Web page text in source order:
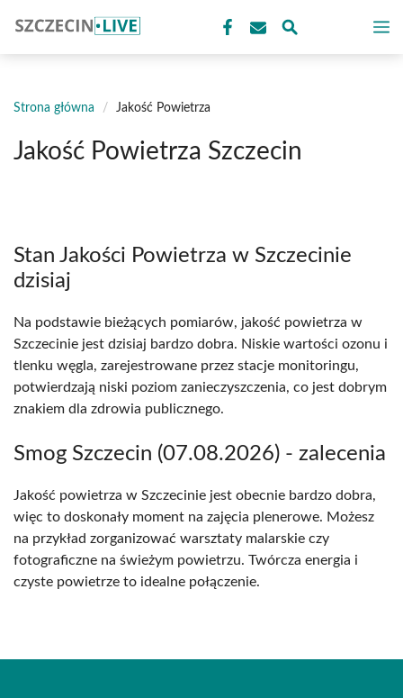
treści
Strona główna / Jakość Powietrza
Jakość Powietrza Szczecin
Stan Jakości Powietrza w Szczecinie
dzisiaj
Na podstawie bieżących pomiarów, jakość powietrza w
Szczecinie jest dzisiaj bardzo dobra. Niskie wartości ozonu i
tlenku węgla, zarejestrowane przez stacje monitoringu,
potwierdzają niski poziom zanieczyszczenia, co jest dobrym
znakiem dla zdrowia publicznego.
Smog Szczecin (07.08.2026) - zalecenia
Jakość powietrza w Szczecinie jest obecnie bardzo dobra,
więc to doskonały moment na zajęcia plenerowe. Możesz
na przykład zorganizować warsztaty malarskie czy
fotograficzne na świeżym powietrzu. Twórcza energia i
czyste powietrze to idealne połączenie.